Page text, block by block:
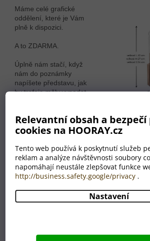
Relevantní obsah a bezpečí
cookies na HOORAY.cz
Tento web používá k poskytnutí služeb
reklam a analýze návštěvnosti soubory
napomáhají neustále zlepšovat funkce
http://business.safety.google/privacy .
Nastavení
Máme celé grafické
oddělení, které je Vám
plně k dispozici.
A to ZDARMA.
Úplně nám stačí, když
nám do poznámky
napíšete představu, jak
by trofeje měly vypadat.
dokončíte k Vaší
spokojenosti.
Motiv a obsah je
Vás!